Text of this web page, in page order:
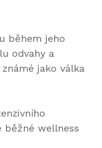
během jeho
odvahy a
jako válka
běžné wellness